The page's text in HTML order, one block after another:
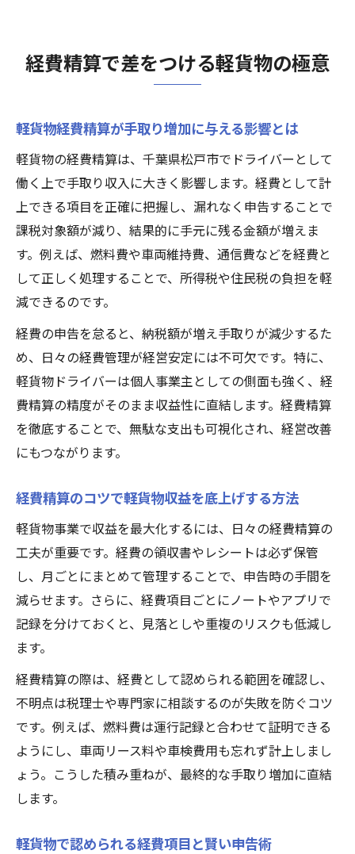
経費精算で差をつける軽貨物の極意
軽貨物経費精算が手取り増加に与える影響とは
軽貨物の経費精算は、千葉県松戸市でドライバーとして
働く上で手取り収入に大きく影響します。経費として計
上できる項目を正確に把握し、漏れなく申告することで
課税対象額が減り、結果的に手元に残る金額が増えま
す。例えば、燃料費や車両維持費、通信費などを経費と
して正しく処理することで、所得税や住民税の負担を軽
減できるのです。
経費の申告を怠ると、納税額が増え手取りが減少するた
め、日々の経費管理が経営安定には不可欠です。特に、
軽貨物ドライバーは個人事業主としての側面も強く、経
費精算の精度がそのまま収益性に直結します。経費精算
を徹底することで、無駄な支出も可視化され、経営改善
にもつながります。
経費精算のコツで軽貨物収益を底上げする方法
軽貨物事業で収益を最大化するには、日々の経費精算の
工夫が重要です。経費の領収書やレシートは必ず保管
し、月ごとにまとめて管理することで、申告時の手間を
減らせます。さらに、経費項目ごとにノートやアプリで
記録を分けておくと、見落としや重複のリスクも低減し
ます。
経費精算の際は、経費として認められる範囲を確認し、
不明点は税理士や専門家に相談するのが失敗を防ぐコツ
です。例えば、燃料費は運行記録と合わせて証明できる
ようにし、車両リース料や車検費用も忘れず計上しまし
ょう。こうした積み重ねが、最終的な手取り増加に直結
します。
軽貨物で認められる経費項目と賢い申告術